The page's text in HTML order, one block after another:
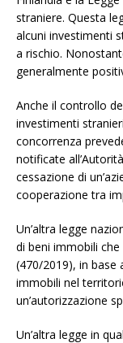
straniere. Questa
alcuni investimenti
a rischio.
generalmente
Anche il controllo
investimenti
concorrenza
notificate
cessazione di
cooperazione tra
Un’altra legge
di beni immobili che
(470/2019), in base
immobili nel
un’autorizzazione
Un’altra legge in